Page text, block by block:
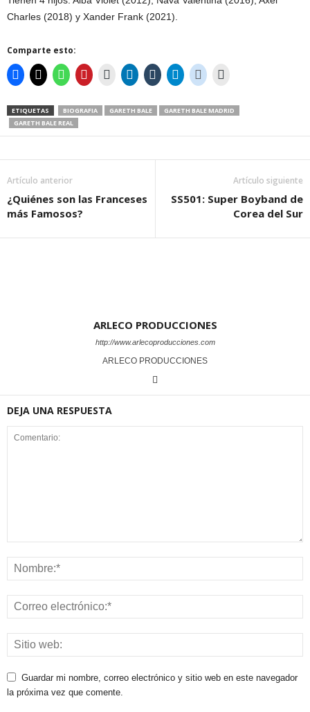
Charles (2018) y Xander Frank (2021).
Comparte esto:
ETIQUETAS BIOGRAFIA GARETH BALE
GARETH BALE MADRID
GARETH BALE REAL
Artículo anterior
¿Quiénes son las Franceses
más Famosos?
Artículo siguiente
SS501: Super Boyband de
Corea del Sur
ARLECO PRODUCCIONES
http://www.arlecoproducciones.com
ARLECO PRODUCCIONES
DEJA UNA RESPUESTA
Guardar mi nombre, correo electrónico y sitio web en este navegador
la próxima vez que comente.